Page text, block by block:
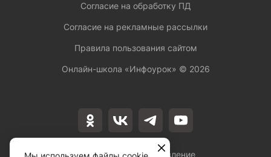
Лицензия на осуществление
Согласие на обработку ПД
Согласие на рекламные рассылки
Правила пользования сайтом
Онлайн-школа «Инфоурок» © 2026